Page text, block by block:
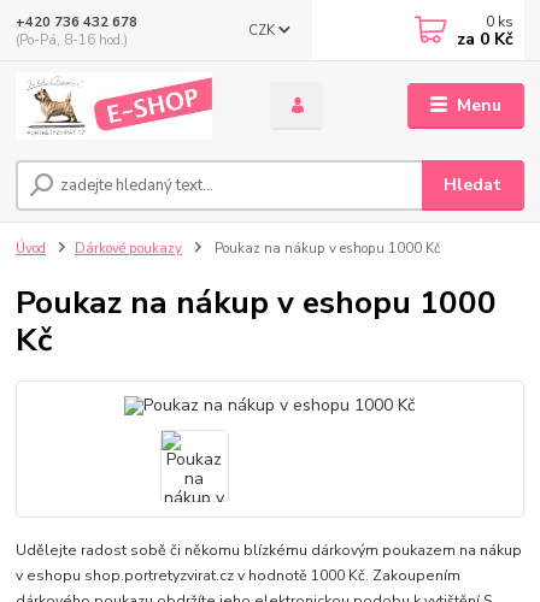
Menu
CZK
Hledat
+420 736 432 678
(Po-Pá, 8-16 hod.)
0 ks
za 0 Kč
Úvod Dárkové poukazy Poukaz na nákup v eshopu 1000 Kč
Poukaz na nákup v eshopu 1000
Kč
Udělejte radost sobě či někomu blízkému dárkovým poukazem na nákup
v eshopu shop.portretyzvirat.cz v hodnotě 1000 Kč. Zakoupením